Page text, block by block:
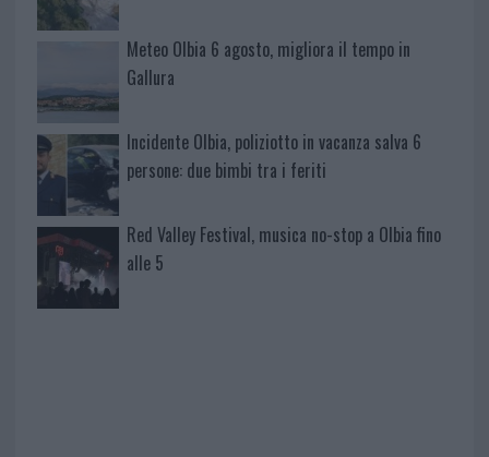
Meteo Olbia 6 agosto, migliora il tempo in
Gallura
Incidente Olbia, poliziotto in vacanza salva 6
persone: due bimbi tra i feriti
Red Valley Festival, musica no-stop a Olbia fino
alle 5